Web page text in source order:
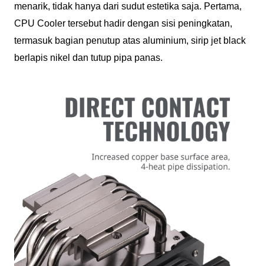
menarik, tidak hanya dari sudut estetika saja. Pertama,
CPU Cooler tersebut hadir dengan sisi peningkatan,
termasuk bagian penutup atas aluminium, sirip jet black
berlapis nikel dan tutup pipa panas.